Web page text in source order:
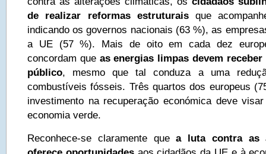
de realizar reformas estruturaisque
indicando os governos nacionais (63 %), as
a UE (57 %). Mais de oito em cada dez
concordam que as energias limpas devem
público, mesmo que tal conduza a uma
combustíveis fósseis. Três quartos dos europeus
investimento na recuperação económica deve
economia verde.
Reconhece-se claramente quea luta contra as